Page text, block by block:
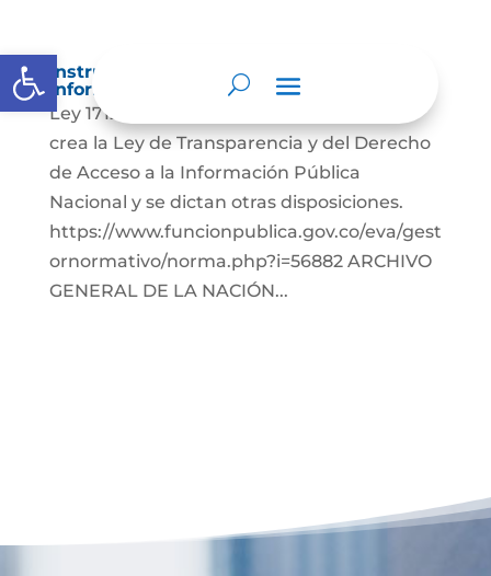
Abrir barra de herramientas
Instrumentos de gestión de la
información.
Ley 1712 de 2014, Por medio de la cual se
crea la Ley de Transparencia y del Derecho
de Acceso a la Información Pública
Nacional y se dictan otras disposiciones.
https://www.funcionpublica.gov.co/eva/gest
ornormativo/norma.php?i=56882 ARCHIVO
GENERAL DE LA NACIÓN...